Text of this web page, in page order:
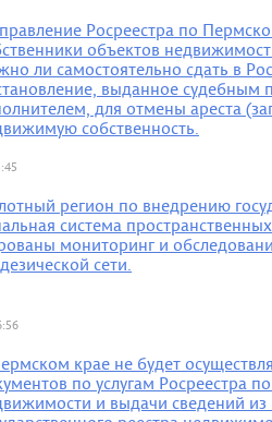
Росреестра по
объектов
ли самостоятельно сдать в
выданное судебным
для отмены ареста
собственность.
регион по внедрению
система
мониторинг и
сети.
крае не будет
по услугам Росреестра
и выдачи сведений из